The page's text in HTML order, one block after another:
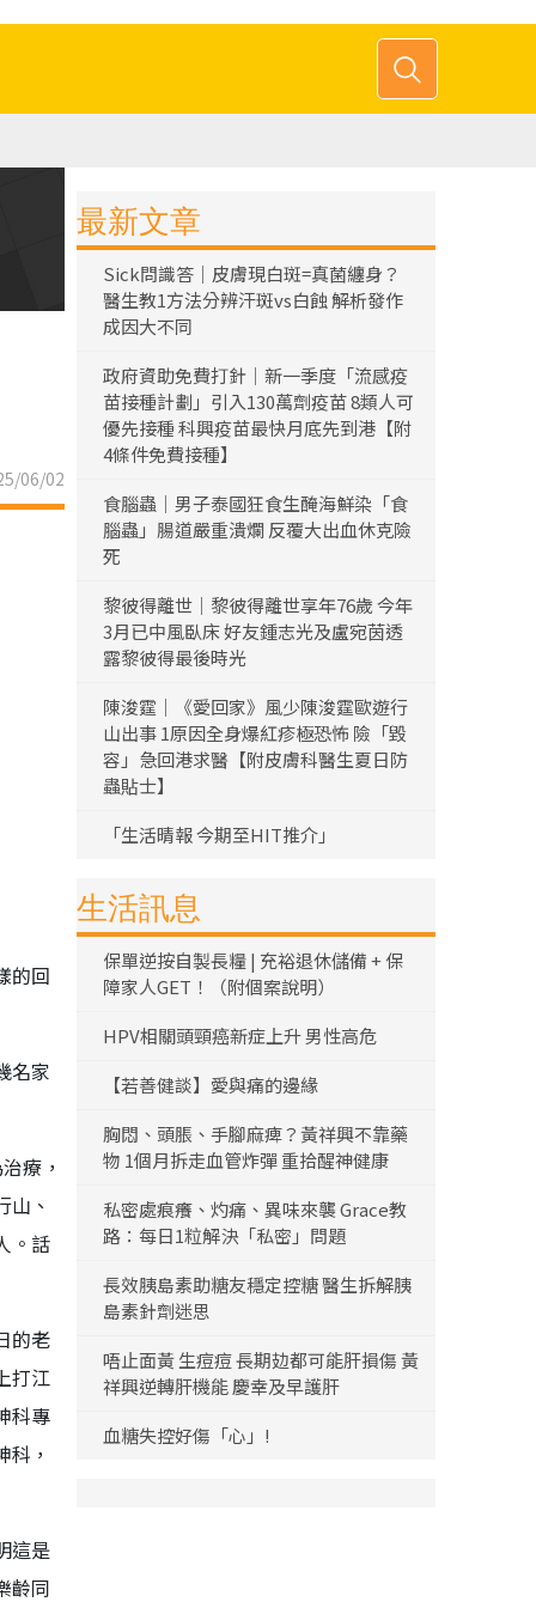
06/02
的回
名家
療，
、
。話
的老
打江
科專
，
這是
齡同
最新文章
Sick問識答｜皮膚現白斑=真菌纏身？
醫生教1方法分辨汗斑vs白蝕 解析發作
成因大不同
政府資助免費打針｜新一季度「流感疫
苗接種計劃」引入130萬劑疫苗 8類人可
優先接種 科興疫苗最快月底先到港【附
4條件免費接種】
食腦蟲｜男子泰國狂食生醃海鮮染「食
腦蟲」腸道嚴重潰爛 反覆大出血休克險
死
黎彼得離世｜黎彼得離世享年76歲 今年
3月已中風臥床 好友鍾志光及盧宛茵透
露黎彼得最後時光
陳浚霆｜《愛回家》風少陳浚霆歐遊行
山出事 1原因全身爆紅疹極恐怖 險「毀
容」急回港求醫【附皮膚科醫生夏日防
蟲貼士】
「生活晴報 今期至HIT推介」
生活訊息
保單逆按自製長糧 | 充裕退休儲備 + 保
障家人GET！（附個案說明）
HPV相關頭頸癌新症上升 男性高危
【若善健談】愛與痛的邊緣
胸悶、頭脹、手腳麻痺？黃祥興不靠藥
物 1個月拆走血管炸彈 重拾醒神健康
私密處痕癢、灼痛、異味來襲 Grace教
路：每日1粒解決「私密」問題
長效胰島素助糖友穩定控糖 醫生拆解胰
島素針劑迷思
唔止面黃 生痘痘 長期攰都可能肝損傷 黃
祥興逆轉肝機能 慶幸及早護肝
血糖失控好傷「心」!